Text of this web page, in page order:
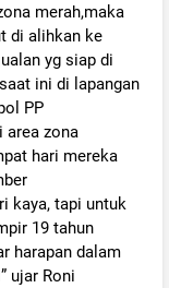
merah,maka
di alihkan ke
yg siap di
ini di lapangan
PP
area zona
hari mereka
kaya, tapi untuk
19 tahun
harapan dalam
ujar Roni